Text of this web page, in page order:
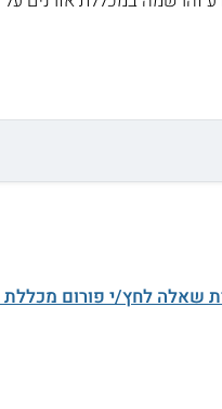
שאלה לחץ/י פורום מכללת